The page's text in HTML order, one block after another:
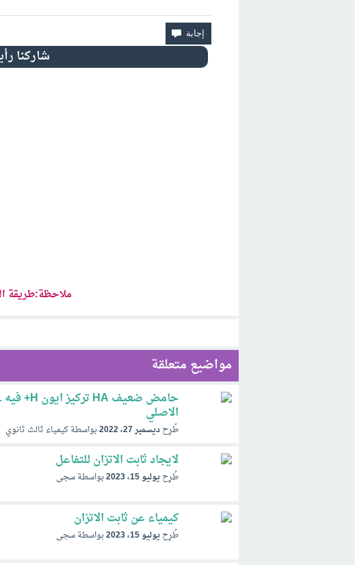
ملاحظة:طريقة
مواضيع متعلقة
الاصلي
طُرِحديسمبر 27، 2022 بواسطةكيمياء ثالث ثانوي
لايجاد ثابت الاتزان للتفاعل
طُرِحيوليو 15، 2023 بواسطةسجى
كيمياء عن ثابت الاتزان
طُرِحيوليو 15، 2023 بواسطةسجى